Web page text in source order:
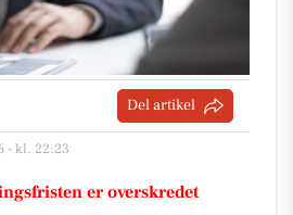
Del artikel
- kl. 22:23
er overskredet